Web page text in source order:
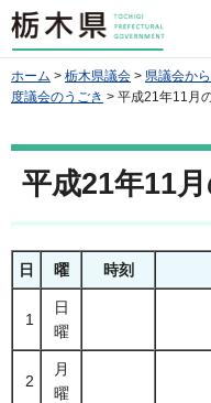
栃木県
ホーム > 栃木県議会 > 県議会か
度議会のうごき > 平成21年11月
平成21年11
日 曜 時刻
1
日
曜
2
月
曜